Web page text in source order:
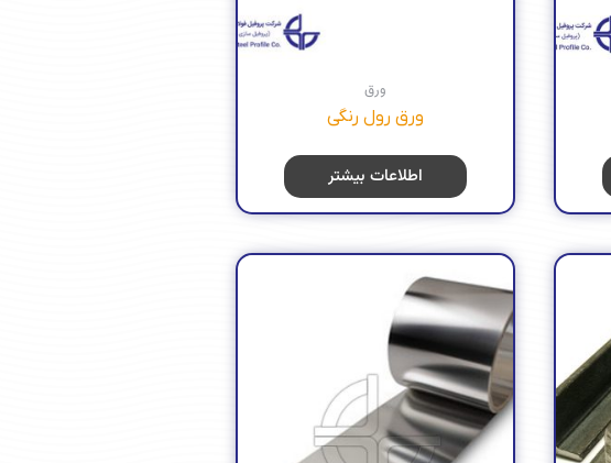
ورق
ورق رول رنگی
اطلاعات بیشتر